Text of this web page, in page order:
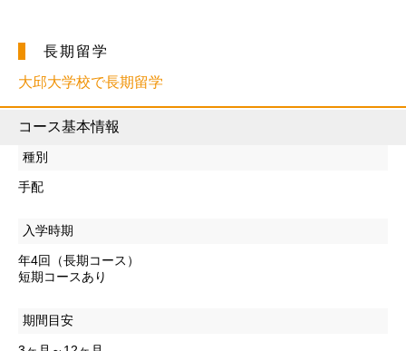
長期留学
大邱大学校で長期留学
コース基本情報
種別
手配
入学時期
年4回（長期コース）
短期コースあり
期間目安